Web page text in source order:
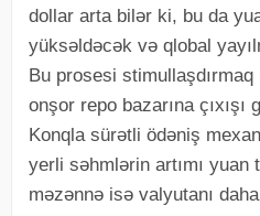
dollar arta bilər ki, bu da
yüksəldəcək və qlobal
Bu prosesi stimullaşdırmaq
onşor repo bazarına
Konqla sürətli ödəniş
yerli səhmlərin artımı
məzənnə isə valyutanı